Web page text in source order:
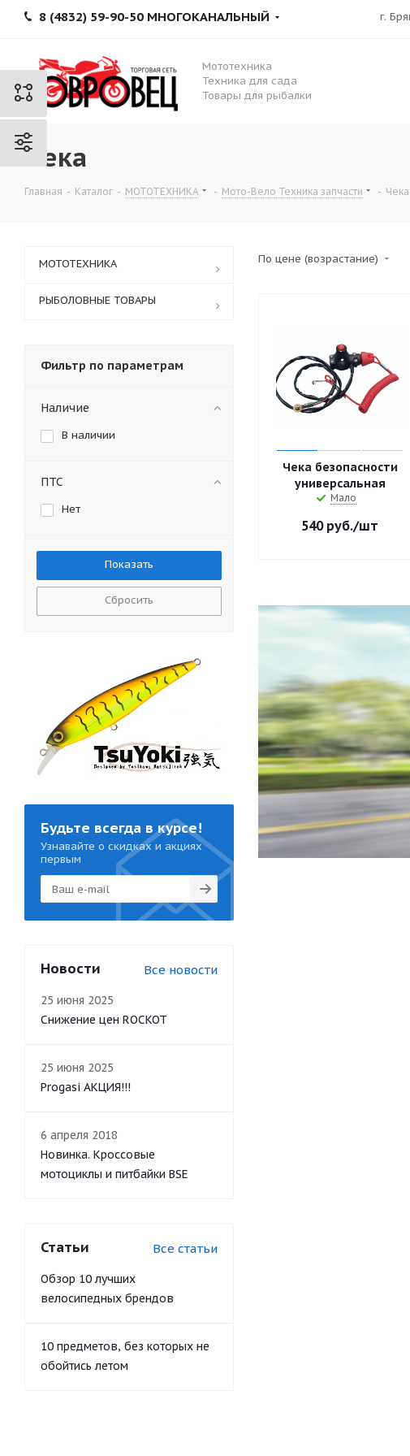
8 (4832) 59-90-50 МНОГОКАНАЛЬНЫЙ г.
Мототехника
Техника для сада
Товары для рыбалки
Чека
Главная - Каталог - МОТОТЕХНИКА - Мото-Вело Техника запчасти - Чека
По цене (возрастание)
Чека безопасности
универсальная
Мало
540руб./шт
МОТОТЕХНИКА
РЫБОЛОВНЫЕ ТОВАРЫ
Фильтр по параметрам
Наличие
В наличии
ПТС
Нет
Сбросить
Будьте всегда в курсе!
Узнавайте о скидках и акциях
первым
Новости Все новости
25 июня 2025
Снижение цен ROCKOT
25 июня 2025
Progasi АКЦИЯ!!!
6 апреля 2018
Новинка. Кроссовые
мотоциклы и питбайки BSE
Статьи Все статьи
Обзор 10 лучших
велосипедных брендов
10 предметов, без которых не
обойтись летом